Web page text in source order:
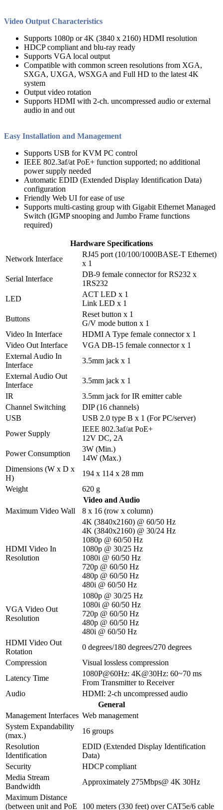
Video Output Characteristics
Supports 1080p or 4K (3840 x 2160) HDMI resolution
HDCP compliant and blu-ray ready
Supports VGA local output
Compatible with common screen resolutions from XGA,
SXGA, UXGA, WSXGA and Full HD to the latest 4K
system
Output video rotation
Supports HDMI with 2-ch. uncompressed audio or external
audio in and out
Easy Installation and Management
Supports USB for KVM PC control
IEEE 802.3af/at PoE+ function supported; no additional
power supply needed
Automatic EDID (Extended Display Identification Data)
configuration
Friendly Web UI for ease of use
Supports multi-casting group with Gigabit Ethernet Managed
Switch (IGMP snooping and Jumbo Frame functions
required)
Hardware Specifications
Network Interface
RJ45 port (10/100/1000BASE-T Ethernet)
x 1
Serial Interface
DB-9 female connector for RS232 x
1RS232
LED
ACT LED x 1
Link LED x 1
Buttons
Reset button x 1
G/V mode button x 1
Video In Interface
HDMI A Type female connector x 1
Video Out Interface
VGA DB-15 female connector x 1
External Audio In
Interface
3.5mm jack x 1
External Audio Out
Interface
3.5mm jack x 1
IR
3.5mm jack for IR emitter cable
Channel Switching
DIP (16 channels)
USB
USB 2.0 type B x 1 (For PC/server)
Power Supply
IEEE 802.3af/at PoE+
12V DC, 2A
Power Consumption
3W (Min.)
14W (Max.)
Dimensions (W x D x
H)
194 x 114 x 28 mm
Weight
620 g
Video and Audio
Maximum Video Wall
8 x 16 (row x column)
HDMI Video In
Resolution
4K (3840x2160) @ 60/50 Hz
4K (3840x2160) @ 30/24 Hz
1080p @ 60/50 Hz
1080p @ 30/25 Hz
1080i @ 60/50 Hz
720p @ 60/50 Hz
480p @ 60/50 Hz
480i @ 60/50 Hz
VGA Video Out
Resolution
1080p @ 30/25 Hz
1080i @ 60/50 Hz
720p @ 60/50 Hz
480p @ 60/50 Hz
480i @ 60/50 Hz
HDMI Video Out
Rotation
0 degrees/180 degrees/270 degrees
Compression
Visual lossless compression
Latency Time
1080P@60Hz: 4K@30Hz: 60~70 ms
From Transmitter to Receiver
Audio
HDMI: 2-ch uncompressed audio
General
Management Interfaces Web management
System Expandability
(max.)
16 groups
Resolution
Identification
EDID (Extended Display Identification
Data)
Security
HDCP compliant
Media Stream
Bandwidth
Approximately 275Mbps@ 4K 30Hz
Maximum Distance
(between unit and PoE
100 meters (330 feet) over CAT5e/6 cable